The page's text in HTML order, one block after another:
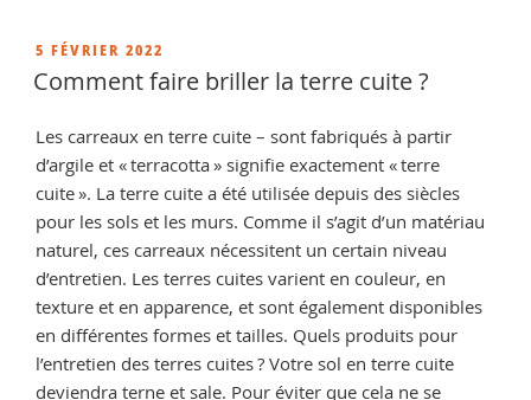
la
cuite
? »
PUBLIÉ
LE
5 FÉVRIER 2022
Comment faire briller la terre cuite ?
Les carreaux en terre cuite – sont fabriqués à partir
d’argile et « terracotta » signifie exactement « terre
cuite ». La terre cuite a été utilisée depuis des siècles
pour les sols et les murs. Comme il s’agit d’un matériau
naturel, ces carreaux nécessitent un certain niveau
d’entretien. Les terres cuites varient en couleur, en
texture et en apparence, et sont également disponibles
en différentes formes et tailles. Quels produits pour
l’entretien des terres cuites ? Votre sol en terre cuite
deviendra terne et sale. Pour éviter que cela ne se